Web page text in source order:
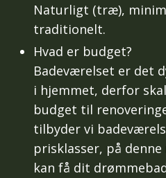
Naturligt (træ),
traditionelt.
Hvad er budget?
Badeværelset er det
i hjemmet, derfor
budget til
tilbyder vi
prisklasser, på
kan få dit